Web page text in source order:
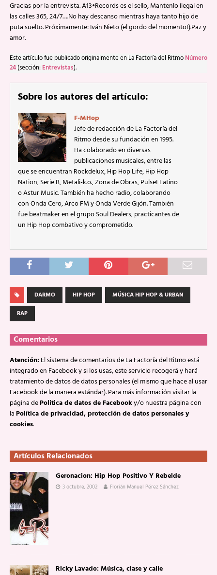
Gracias por la entrevista. A13•Records es el sello, Mantenlo Ilegal en
las calles 365, 24/7….No hay descanso mientras haya tanto hijo de
puta suelto. Próximamente: Iván Nieto (el gordo del momento!).Paz y
amor.
Este artículo fue publicado originalmente en La Factoría del Ritmo Número
24 (sección: Entrevistas).
Sobre los autores del artículo:
F-MHop
Jefe de redacción de La Factoría del
Ritmo desde su fundación en 1995.
Ha colaborado en diversas
publicaciones musicales, entre las
que se encuentran Rockdelux, Hip Hop Life, Hip Hop
Nation, Serie B, Metali-k.o., Zona de Obras, Pulse! Latino
o Astur Music. También ha hecho radio, colaborando
con Onda Cero, Arco FM y Onda Verde Gijón. También
fue beatmaker en el grupo Soul Dealers, practicantes de
un Hip Hop combativo y comprometido.
DARMO HIP HOP
MÚSICA HIP HOP & URBAN
RAP
Comentarios
Atención:El sistema de comentarios de La Factoría del Ritmo está
integrado en Facebook y si los usas, este servicio recogerá y hará
tratamiento de datos de datos personales (el mismo que hace al usar
Facebook de la manera estándar). Para más información visitar la
página dePolitica de datos de Facebooky/o nuestra página con
laPolítica de privacidad, protección de datos personales y
cookies.
Artículos Relacionados
Geronacion: Hip Hop Positivo Y Rebelde
3 octubre, 2002 Florián Manuel Pérez Sánchez
Ricky Lavado: Música, clase y calle